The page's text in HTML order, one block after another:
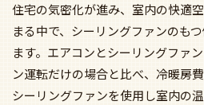
住宅の気密化が進み、室内の快適
まる中で、シーリングファンのも
ます。エアコンとシーリングファ
ン運転だけの場合と比べ、冷暖房
シーリングファンを使用し室内の